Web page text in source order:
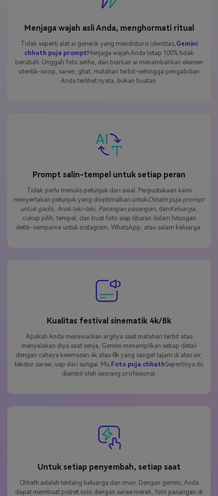
Menjaga wajah asli Anda, menghormati ritual
Tidak seperti alat ai generik yang mendistorsi identitas,Gemini
chhath puja prompt Menjaga wajah Anda tetap 100% tidak
berubah. Unggah foto selfie, dan biarkan ai menambahkan elemen
otentik-soop, saree, ghat, matahari terbit-sehingga pengabdian
Anda terlihat nyata, bukan buatan.
Prompt salin-tempel untuk setiap peran
Tidak perlu menulis petunjuk dari awal. Perpustakaan kami
menyertakan petunjuk yang dioptimalkan untukChhath puja prompt
untuk gadis, Anak laki-laki, Pasangan pasangan, danKeluarga.
cukup pilih, tempel, dan buat foto siap liburan dalam hitungan
detik-sempurna untuk instagram, WhatsApp, atau salam keluarga.
Kualitas festival sinematik 4k/8k
Apakah Anda menawarkan arghya saat matahari terbit atau
menyalakan diya saat senja, Gemini menampilkan setiap detail
dengan cahaya keemasan 4k atau 8k yang sangat tajam di atas air,
tekstur saree, uap dari sungai. Mu. Foto puja chhathSepertinya itu
diambil oleh seorang profesional.
Untuk setiap penyembah, setiap saat
Chhath adalah tentang keluarga dan iman. Dengan gemini, Anda
dapat membuat potret solo dengan saree merah, foto pasangan di